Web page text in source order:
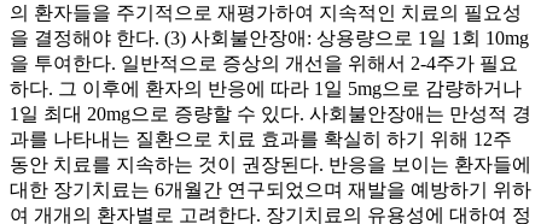
의 환자들을 주기적으로 재평가하여 지속적인 치료의 필요성
을 결정해야 한다. (3) 사회불안장애: 상용량으로 1일 1회 10mg
을 투여한다. 일반적으로 증상의 개선을 위해서 2-4주가 필요
하다. 그 이후에 환자의 반응에 따라 1일 5mg으로 감량하거나
1일 최대 20mg으로 증량할 수 있다. 사회불안장애는 만성적 경
과를 나타내는 질환으로 치료 효과를 확실히 하기 위해 12주
동안 치료를 지속하는 것이 권장된다. 반응을 보이는 환자들에
대한 장기치료는 6개월간 연구되었으며 재발을 예방하기 위하
여 개개의 환자별로 고려한다. 장기치료의 유용성에 대하여 정